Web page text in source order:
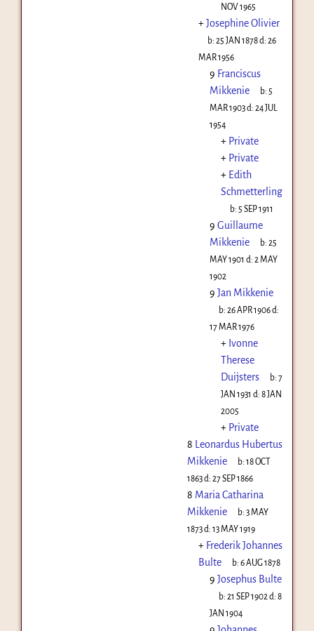
NOV 1965
+Josephine Olivier
b:25 JAN 1878d:26
MAR 1956
9 Franciscus
Mikkenie
b: 5
MAR 1903d: 24 JUL
1954
+ Private
+ Private
+ Edith
Schmetterling
b: 5 SEP 1911
9 Guillaume
Mikkenie
b:25
MAY 1901 d: 2 MAY
1902
9 Jan Mikkenie
b:26 APR 1906d:
17 MAR 1976
+ Ivonne
Therese
Duijsters
b:7
JAN 1931 d: 8 JAN
2005
+ Private
8 Leonardus Hubertus
Mikkenie
b:18 OCT
1863d: 27 SEP 1866
8 Maria Catharina
Mikkenie
b:3 MAY
1873d: 13 MAY 1919
+ Frederik Johannes
Bulte
b:6 AUG 1878
9 Josephus Bulte
b:21 SEP 1902 d:8
JAN 1904